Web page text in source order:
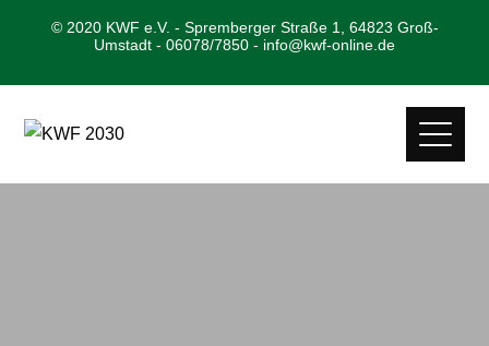
© 2020 KWF e.V. - Spremberger Straße 1, 64823 Groß-
Umstadt - 06078/7850 - info@kwf-online.de